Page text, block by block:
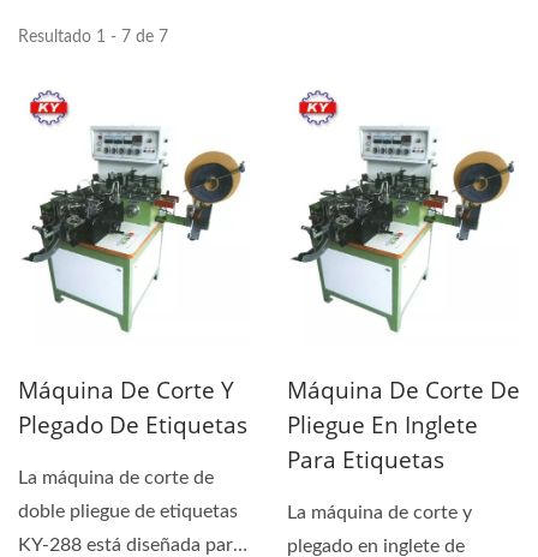
Resultado 1 - 7 de 7
Máquina De Corte Y
Plegado De Etiquetas
La máquina de corte de
doble pliegue de etiquetas
KY-288 está diseñada para
Máquina De Corte De
Pliegue En Inglete
Para Etiquetas
La máquina de corte y
plegado en inglete de